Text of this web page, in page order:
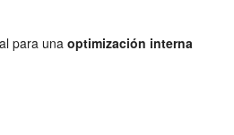
para una optimización interna